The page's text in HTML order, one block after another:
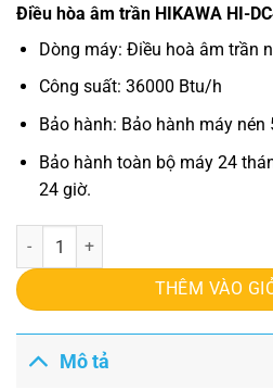
Điều hòa âm trần HIKAWA HI-
Dòng máy: Điều hoà âm trần
Công suất: 36000 Btu/h
Bảo hành: Bảo hành máy nén
Bảo hành toàn bộ máy 24
24 giờ.
Điều hòa nối ống gió HIKAWA
THÊM VÀO
Mô tả